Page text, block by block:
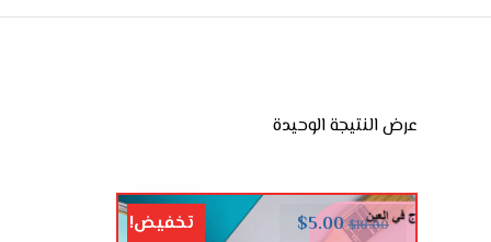
عرض النتيجة الوحيدة
$10.00
$5.00 تخفيض!